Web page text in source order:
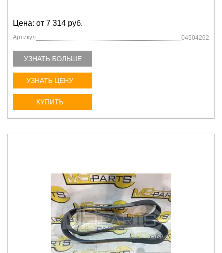
Цена: от 7 314 руб.
Артикул 04504262
УЗНАТЬ БОЛЬШЕ
УЗНАТЬ ЦЕНУ
КУПИТЬ